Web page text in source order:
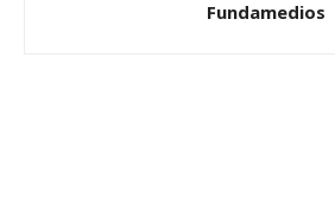
Fundamedios